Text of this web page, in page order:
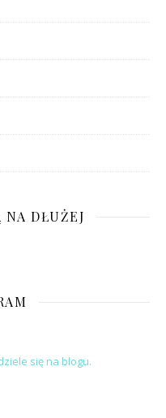
NA DŁUŻEJ
się na blogu.